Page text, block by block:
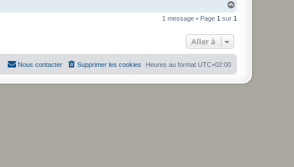
u
1 message • Page 1 sur 1
Aller à
Heures au format UTC+02:00
Supprimer les cookies
Nous contacter